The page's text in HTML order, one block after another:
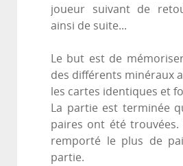
joueur suivant de
ainsi de suite...
Le but est de
des différents minéraux
les cartes identiques et
La partie est terminée
paires ont été
remporté le plus de
partie.